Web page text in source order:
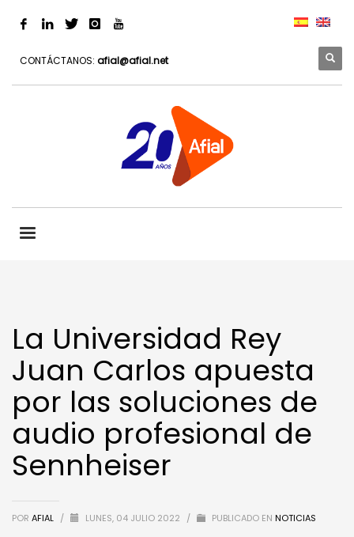
CONTÁCTANOS: afial@afial.net
La Universidad Rey
Juan Carlos apuesta
por las soluciones de
audio profesional de
Sennheiser
POR AFIAL / LUNES, 04 JULIO 2022 / PUBLICADO EN NOTICIAS